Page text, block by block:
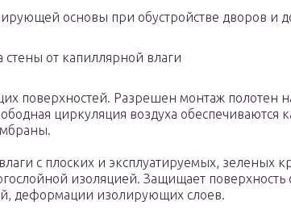
основы при обустройстве дворов и
от капиллярной влаги
поверхностей. Разрешен монтаж полотен
циркуляция воздуха обеспечиваются
с плоских и эксплуатируемых, зеленых
изоляцией. Защищает поверхность
деформации изолирующих слоев.